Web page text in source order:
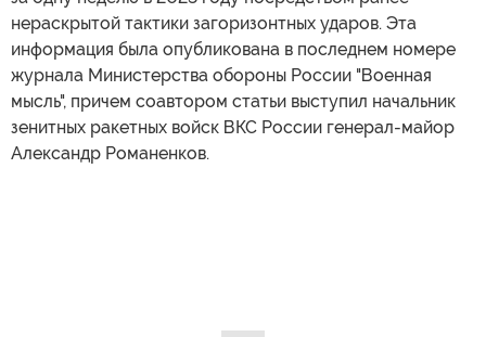
нераскрытой тактики загоризонтных ударов. Эта
информация была опубликована в последнем номере
журнала Министерства обороны России "Военная
мысль", причем соавтором статьи выступил начальник
зенитных ракетных войск ВКС России генерал-майор
Александр Романенков.